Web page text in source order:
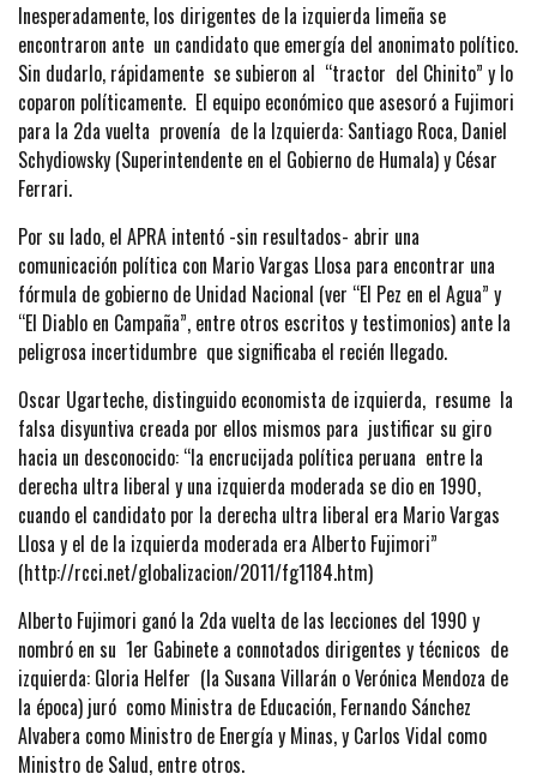
Inesperadamente, los dirigentes de la izquierda limeña se
encontraron ante un candidato que emergía del anonimato político.
Sin dudarlo, rápidamente se subieron al “tractor del Chinito” y lo
coparon políticamente. El equipo económico que asesoró a Fujimori
para la 2da vuelta provenía de la Izquierda: Santiago Roca, Daniel
Schydiowsky (Superintendente en el Gobierno de Humala) y César
Ferrari.
Por su lado, el APRA intentó -sin resultados- abrir una
comunicación política con Mario Vargas Llosa para encontrar una
fórmula de gobierno de Unidad Nacional (ver “El Pez en el Agua” y
“El Diablo en Campaña”, entre otros escritos y testimonios) ante la
peligrosa incertidumbre que significaba el recién llegado.
Oscar Ugarteche, distinguido economista de izquierda, resume la
falsa disyuntiva creada por ellos mismos para justificar su giro
hacia un desconocido: “la encrucijada política peruana entre la
derecha ultra liberal y una izquierda moderada se dio en 1990,
cuando el candidato por la derecha ultra liberal era Mario Vargas
Llosa y el de la izquierda moderada era Alberto Fujimori”
(http://rcci.net/globalizacion/2011/fg1184.htm)
Alberto Fujimori ganó la 2da vuelta de las lecciones del 1990 y
nombró en su 1er Gabinete a connotados dirigentes y técnicos de
izquierda: Gloria Helfer (la Susana Villarán o Verónica Mendoza de
la época) juró como Ministra de Educación, Fernando Sánchez
Alvabera como Ministro de Energía y Minas, y Carlos Vidal como
Ministro de Salud, entre otros.